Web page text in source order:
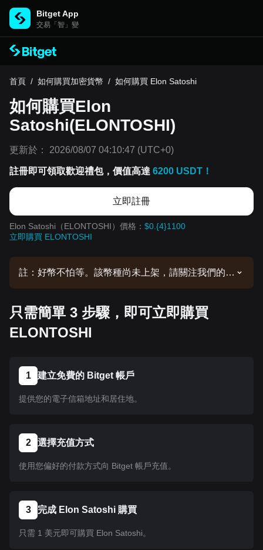
Bitget App
交易「智」變
首頁 / 如何購買加密貨幣 / 如何購買 Elon Satoshi
如何購買Elon
Satoshi(ELONTOSHI)
更新於： 2026/08/07 04:10:47 (UTC+0)
註冊即可領取歡迎禮包，價值高達 6200 USDT！
立即註冊
Elon Satoshi（ELONTOSHI）價格： $0.{4}1100
立即購買 ELONTOSHI
註：好幣不怕等。該幣種尚未上架，請關注我們的公
用相同的操作流程。
只需簡單 3 步驟，即可立即購買
ELONTOSHI
1 建立免費的 Bitget 帳戶
提供您的電子信箱地址和居住地。
2 選擇充值方式
使用您偏好的付款方式向 Bitget 帳戶充值。
3 完成 Elon Satoshi 購買
只需 1 美元即可購買 Elon Satoshi。